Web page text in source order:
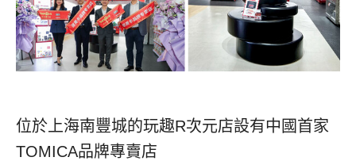
位於上海南豐城的玩趣R次元店設有中國首家
TOMICA品牌專賣店